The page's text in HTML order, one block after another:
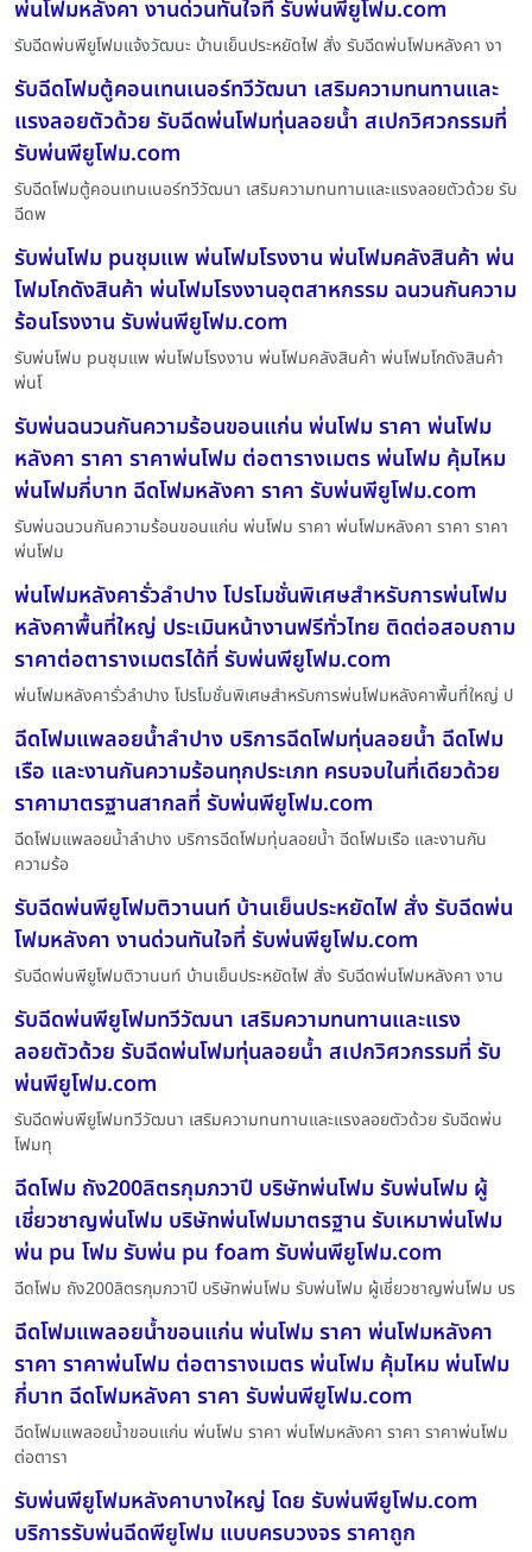
พ่นโฟมหลังคา งานด่วนทันใจที่ รับพ่นพียูโฟม.com
รับฉีดพ่นพียูโฟมแจ้งวัฒนะ บ้านเย็นประหยัดไฟ สั่ง รับฉีดพ่นโฟมหลังคา งา
รับฉีดโฟมตู้คอนเทนเนอร์ทวีวัฒนา เสริมความทนทานและ
แรงลอยตัวด้วย รับฉีดพ่นโฟมทุ่นลอยน้ำ สเปกวิศวกรรมที่
รับพ่นพียูโฟม.com
รับฉีดโฟมตู้คอนเทนเนอร์ทวีวัฒนา เสริมความทนทานและแรงลอยตัวด้วย รับ
ฉีดพ
รับพ่นโฟม puชุมแพ พ่นโฟมโรงงาน พ่นโฟมคลังสินค้า พ่น
โฟมโกดังสินค้า พ่นโฟมโรงงานอุตสาหกรรม ฉนวนกันความ
ร้อนโรงงาน รับพ่นพียูโฟม.com
รับพ่นโฟม puชุมแพ พ่นโฟมโรงงาน พ่นโฟมคลังสินค้า พ่นโฟมโกดังสินค้า
พ่นโ
รับพ่นฉนวนกันความร้อนขอนแก่น พ่นโฟม ราคา พ่นโฟม
หลังคา ราคา ราคาพ่นโฟม ต่อตารางเมตร พ่นโฟม คุ้มไหม
พ่นโฟมกี่บาท ฉีดโฟมหลังคา ราคา รับพ่นพียูโฟม.com
รับพ่นฉนวนกันความร้อนขอนแก่น พ่นโฟม ราคา พ่นโฟมหลังคา ราคา ราคา
พ่นโฟม
พ่นโฟมหลังคารั่วลำปาง โปรโมชั่นพิเศษสำหรับการพ่นโฟม
หลังคาพื้นที่ใหญ่ ประเมินหน้างานฟรีทั่วไทย ติดต่อสอบถาม
ราคาต่อตารางเมตรได้ที่ รับพ่นพียูโฟม.com
พ่นโฟมหลังคารั่วลำปาง โปรโมชั่นพิเศษสำหรับการพ่นโฟมหลังคาพื้นที่ใหญ่ ป
ฉีดโฟมแพลอยน้ำลำปาง บริการฉีดโฟมทุ่นลอยน้ำ ฉีดโฟม
เรือ และงานกันความร้อนทุกประเภท ครบจบในที่เดียวด้วย
ราคามาตรฐานสากลที่ รับพ่นพียูโฟม.com
ฉีดโฟมแพลอยน้ำลำปาง บริการฉีดโฟมทุ่นลอยน้ำ ฉีดโฟมเรือ และงานกัน
ความร้อ
รับฉีดพ่นพียูโฟมติวานนท์ บ้านเย็นประหยัดไฟ สั่ง รับฉีดพ่น
โฟมหลังคา งานด่วนทันใจที่ รับพ่นพียูโฟม.com
รับฉีดพ่นพียูโฟมติวานนท์ บ้านเย็นประหยัดไฟ สั่ง รับฉีดพ่นโฟมหลังคา งาน
รับฉีดพ่นพียูโฟมทวีวัฒนา เสริมความทนทานและแรง
ลอยตัวด้วย รับฉีดพ่นโฟมทุ่นลอยน้ำ สเปกวิศวกรรมที่ รับ
พ่นพียูโฟม.com
รับฉีดพ่นพียูโฟมทวีวัฒนา เสริมความทนทานและแรงลอยตัวด้วย รับฉีดพ่น
โฟมทุ
ฉีดโฟม ถัง200ลิตรกุมภวาปี บริษัทพ่นโฟม รับพ่นโฟม ผู้
เชี่ยวชาญพ่นโฟม บริษัทพ่นโฟมมาตรฐาน รับเหมาพ่นโฟม
พ่น pu โฟม รับพ่น pu foam รับพ่นพียูโฟม.com
ฉีดโฟม ถัง200ลิตรกุมภวาปี บริษัทพ่นโฟม รับพ่นโฟม ผู้เชี่ยวชาญพ่นโฟม บร
ฉีดโฟมแพลอยน้ำขอนแก่น พ่นโฟม ราคา พ่นโฟมหลังคา
ราคา ราคาพ่นโฟม ต่อตารางเมตร พ่นโฟม คุ้มไหม พ่นโฟม
กี่บาท ฉีดโฟมหลังคา ราคา รับพ่นพียูโฟม.com
ฉีดโฟมแพลอยน้ำขอนแก่น พ่นโฟม ราคา พ่นโฟมหลังคา ราคา ราคาพ่นโฟม
ต่อตารา
รับพ่นพียูโฟมหลังคาบางใหญ่ โดย รับพ่นพียูโฟม.com
บริการรับพ่นฉีดพียูโฟม แบบครบวงจร ราคาถูก